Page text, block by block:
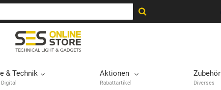
& Technik Aktionen
Rabattartikel
Zubehör
Diverses